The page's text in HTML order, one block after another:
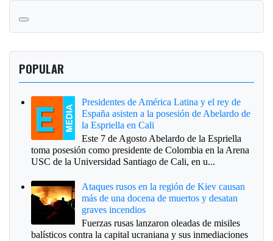
POPULAR
Presidentes de América Latina y el rey de
España asisten a la posesión de Abelardo de
la Espriella en Cali
Este 7 de Agosto Abelardo de la Espriella
toma posesión como presidente de Colombia en la Arena
USC de la Universidad Santiago de Cali, en u...
Ataques rusos en la región de Kiev causan
más de una docena de muertos y desatan
graves incendios
Fuerzas rusas lanzaron oleadas de misiles
balísticos contra la capital ucraniana y sus inmediaciones